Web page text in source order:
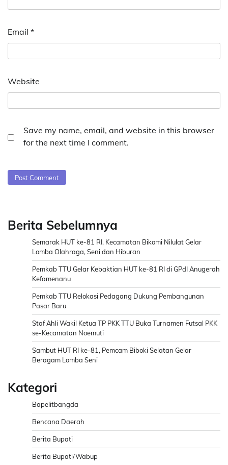
Email *
Website
Save my name, email, and website in this browser
for the next time I comment.
Berita Sebelumnya
Semarak HUT ke-81 RI, Kecamatan Bikomi Nilulat Gelar
Lomba Olahraga, Seni dan Hiburan
Pemkab TTU Gelar Kebaktian HUT ke-81 RI di GPdI Anugerah
Kefamenanu
Pemkab TTU Relokasi Pedagang Dukung Pembangunan
Pasar Baru
Staf Ahli Wakil Ketua TP PKK TTU Buka Turnamen Futsal PKK
se-Kecamatan Noemuti
Sambut HUT RI ke-81, Pemcam Biboki Selatan Gelar
Beragam Lomba Seni
Kategori
Bapelitbangda
Bencana Daerah
Berita Bupati
Berita Bupati/Wabup